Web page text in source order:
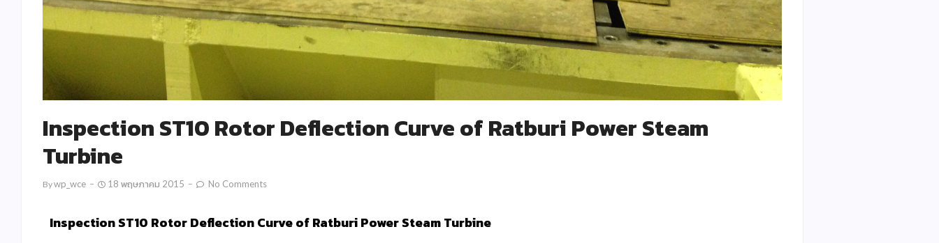
Inspection ST10 Rotor Deflection Curve of Ratburi Power Steam
Turbine
ByWp_wce 18 พฤษภาคม 2015 No Comments
Inspection ST10 Rotor Deflection Curve of Ratburi Power Steam Turbine